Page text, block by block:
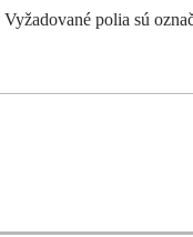
Vyžadované polia sú